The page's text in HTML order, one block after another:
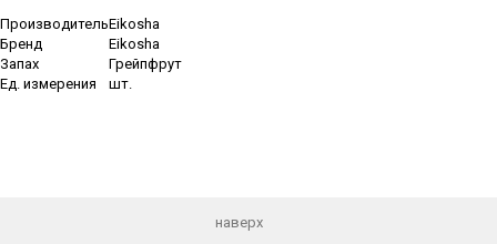
ПроизводительEikosha
Бренд
Eikosha
Запах
Грейпфрут
Ед. измерения
шт.
наверх